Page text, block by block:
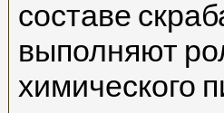
составе
выполняют
химического